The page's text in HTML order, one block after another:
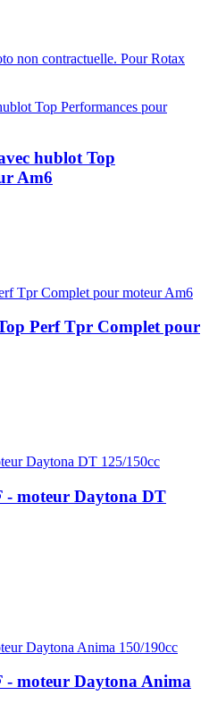
non contractuelle. Pour Rotax
hublot Top
Am6
Perf Tpr Complet pour
- moteur Daytona DT
- moteur Daytona Anima